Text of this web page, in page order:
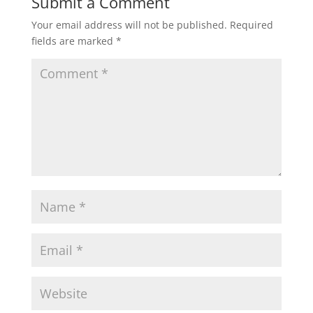
Your email address will not be published. Required
fields are marked *